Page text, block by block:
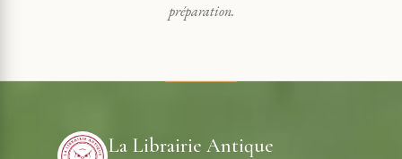
préparation.
La Librairie Antique